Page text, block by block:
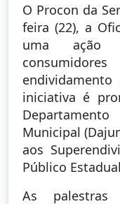
O Procon da
feira (22), a
uma ação
iniciativa é
Municipal
aos
Público
As